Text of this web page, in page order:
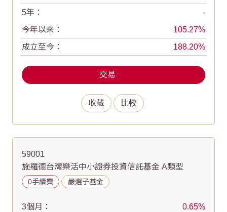
收藏 比較
5年：
-
今年以來：
105.27
成立至今：
188.20
交易
59001
施羅德台灣樂活中小證券投資信託基金 A類型
0手續費 嚴選子基金
3個月：
0.65